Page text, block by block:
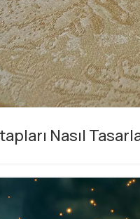
Nasıl